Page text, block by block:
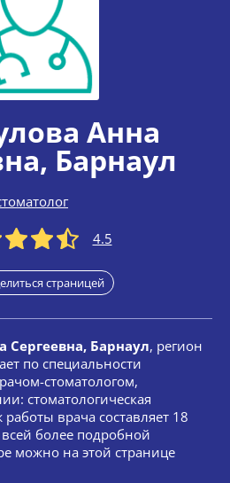
Анна
, Барнаул
4.5
страницей
Сергеевна, Барнаул, регион
по специальности
стоматологом,
стоматологическая
врача составляет 18
более подробной
можно на этой странице